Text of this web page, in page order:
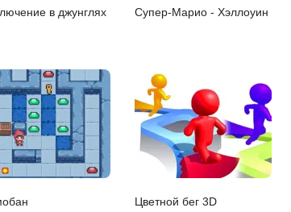
в джунглях
Супер-Марио - Хэллоуин
Цветной бег 3D